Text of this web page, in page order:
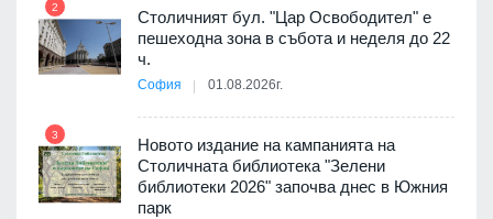
2
Столичният бул. "Цар Освободител" е
пешеходна зона в събота и неделя до 22
ч.
София 01.08.2026г.
3
Новото издание на кампанията на
Столичната библиотека "Зелени
библиотеки 2026" започва днес в Южния
парк